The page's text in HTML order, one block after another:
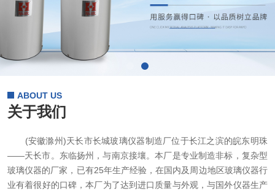
ABOUT US
关于我们
(安徽滁州)天长市长城玻璃仪器制造厂位于长江之滨的皖东明珠
——天长市。东临扬州，与南京接壤。本厂是专业制造非标，复杂型
玻璃仪器的厂家，已有25年生产经验，在国内及周边地区玻璃仪器行
业有着很好的口碑，本厂为了达到进口质量与外观，与国外仪器生产